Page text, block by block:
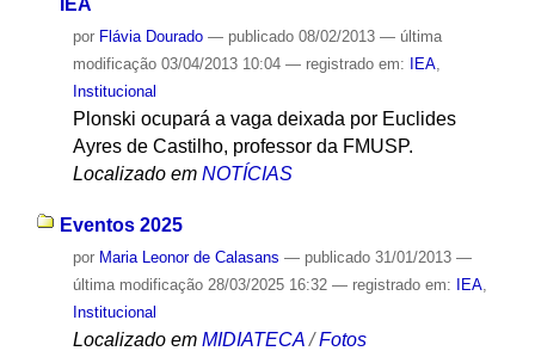
por Flávia Dourado — publicado08/02/2013 — última
modificação03/04/2013 10:04 — registrado em: IEA,
Institucional
Plonski ocupará a vaga deixada por Euclides
Ayres de Castilho, professor da FMUSP.
Localizado em NOTÍCIAS
Eventos 2025
por Maria Leonor de Calasans — publicado31/01/2013 —
última modificação28/03/2025 16:32 — registrado em: IEA,
Institucional
Localizado em MIDIATECA /Fotos